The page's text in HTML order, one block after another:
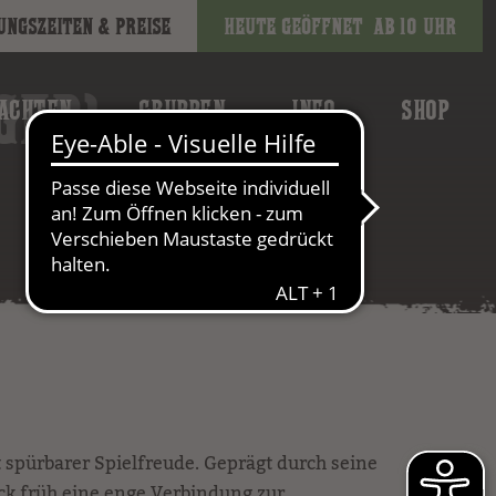
GRUPPEN INFO SHOP
& Preise Heute geöffnet ab 10 Uhr
Spielfreude. Geprägt durch seine